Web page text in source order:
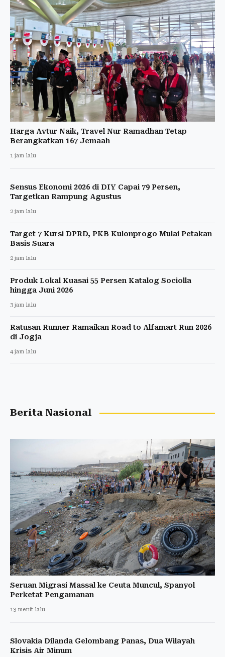
Harga Avtur Naik, Travel Nur Ramadhan Tetap
Berangkatkan 167 Jemaah
1 jam lalu
Sensus Ekonomi 2026 di DIY Capai 79 Persen,
Targetkan Rampung Agustus
2 jam lalu
Target 7 Kursi DPRD, PKB Kulonprogo Mulai Petakan
Basis Suara
2 jam lalu
Produk Lokal Kuasai 55 Persen Katalog Sociolla
hingga Juni 2026
3 jam lalu
Ratusan Runner Ramaikan Road to Alfamart Run 2026
di Jogja
4 jam lalu
Berita Nasional
Seruan Migrasi Massal ke Ceuta Muncul, Spanyol
Perketat Pengamanan
13 menit lalu
Slovakia Dilanda Gelombang Panas, Dua Wilayah
Krisis Air Minum